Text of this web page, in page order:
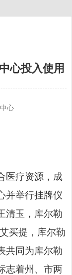
心投入使用
心
医疗资源，成
并举行挂牌仪
清玉，库尔勒
买提，库尔勒
共同为库尔勒
志着州、市两